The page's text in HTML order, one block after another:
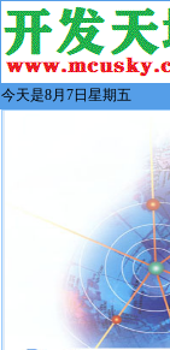
今天是8月7日星期五